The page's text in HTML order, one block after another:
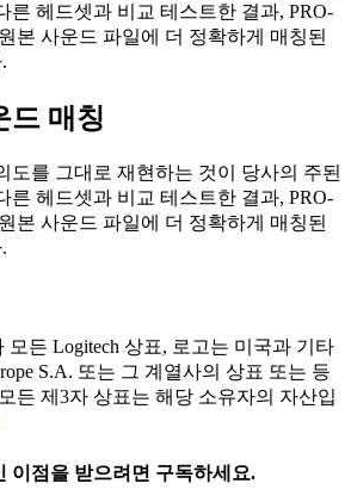
른 헤드셋과 비교 테스트한 결과, PRO-
본 사운드 파일에 더 정확하게 매칭된
드 매칭
도를 그대로 재현하는 것이 당사의 주된
른 헤드셋과 비교 테스트한 결과, PRO-
본 사운드 파일에 더 정확하게 매칭된
모든 Logitech 상표, 로고는 미국과 기타
S.A. 또는 그 계열사의 상표 또는 등
든 제3자 상표는 해당 소유자의 자산입
이점을 받으려면 구독하세요.